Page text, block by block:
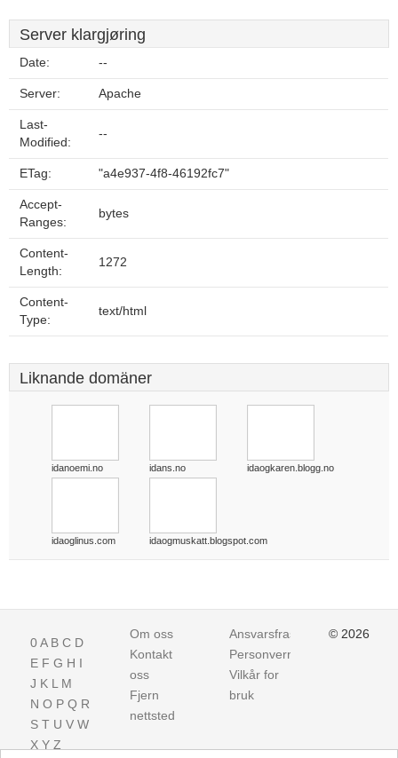
Server klargjøring
Date: --
Server: Apache
Last-
Modified:
--
ETag: "a4e937-4f8-46192fc7"
Accept-
Ranges:
bytes
Content-
Length:
1272
Content-
Type:
text/html
Liknande domäner
idanoemi.no idans.no idaogkaren.blogg.no
idaoglinus.com idaogmuskatt.blogspot.com
0A B C D
E F G H I
J K L M
N O P Q R
S T U V W
X Y Z
Om oss
Kontakt
oss
Fjern
nettsted
Ansvarsfraskrivelse
Personvern
Vilkår for
bruk
© 2026